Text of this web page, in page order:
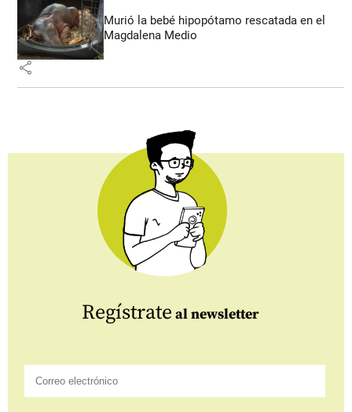
Murió la bebé hipopótamo rescatada en el
Magdalena Medio
share
Regístrate al newsletter